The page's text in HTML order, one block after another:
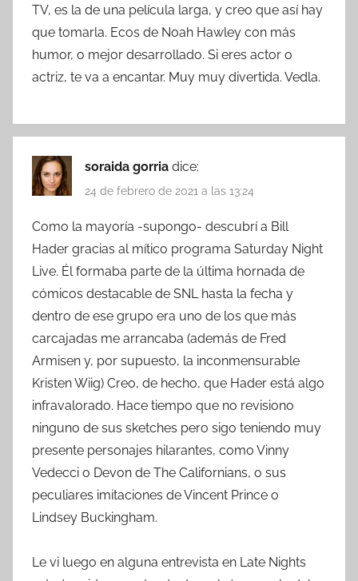
TV, es la de una película larga, y creo que así hay
que tomarla. Ecos de Noah Hawley con más
humor, o mejor desarrollado. Si eres actor o
actriz, te va a encantar. Muy muy divertida. Vedla.
soraida gorria dice:
24 de febrero de 2021 a las 13:24
Como la mayoría -supongo- descubrí a Bill
Hader gracias al mítico programa Saturday Night
Live. Él formaba parte de la última hornada de
cómicos destacable de SNL hasta la fecha y
dentro de ese grupo era uno de los que más
carcajadas me arrancaba (además de Fred
Armisen y, por supuesto, la inconmensurable
Kristen Wiig) Creo, de hecho, que Hader está algo
infravalorado. Hace tiempo que no revisiono
ninguno de sus sketches pero sigo teniendo muy
presente personajes hilarantes, como Vinny
Vedecci o Devon de The Californians, o sus
peculiares imitaciones de Vincent Prince o
Lindsey Buckingham.
Le vi luego en alguna entrevista en Late Nights